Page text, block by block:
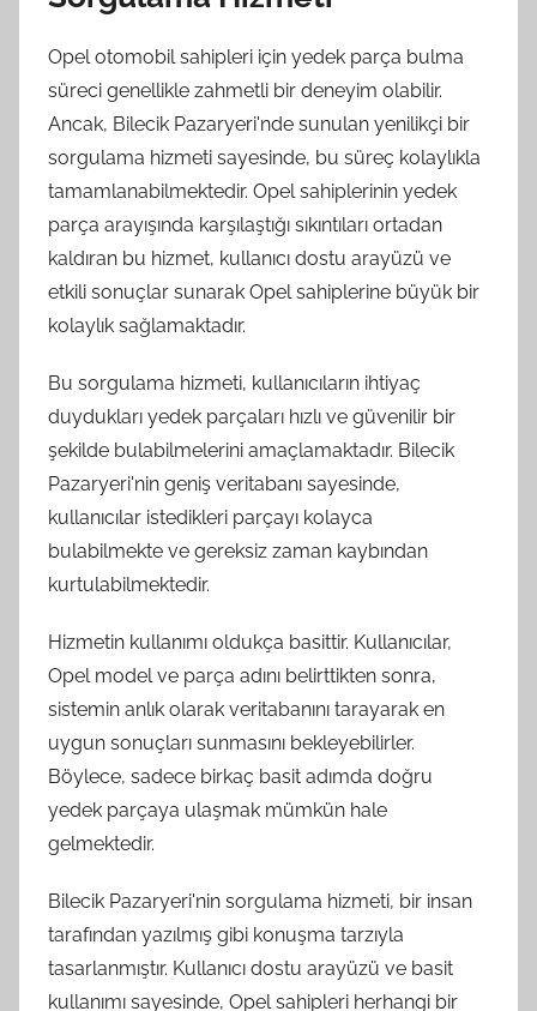
Opel otomobil sahipleri için yedek parça bulma
süreci genellikle zahmetli bir deneyim olabilir.
Ancak, Bilecik Pazaryeri'nde sunulan yenilikçi bir
sorgulama hizmeti sayesinde, bu süreç kolaylıkla
tamamlanabilmektedir. Opel sahiplerinin yedek
parça arayışında karşılaştığı sıkıntıları ortadan
kaldıran bu hizmet, kullanıcı dostu arayüzü ve
etkili sonuçlar sunarak Opel sahiplerine büyük bir
kolaylık sağlamaktadır.
Bu sorgulama hizmeti, kullanıcıların ihtiyaç
duydukları yedek parçaları hızlı ve güvenilir bir
şekilde bulabilmelerini amaçlamaktadır. Bilecik
Pazaryeri'nin geniş veritabanı sayesinde,
kullanıcılar istedikleri parçayı kolayca
bulabilmekte ve gereksiz zaman kaybından
kurtulabilmektedir.
Hizmetin kullanımı oldukça basittir. Kullanıcılar,
Opel model ve parça adını belirttikten sonra,
sistemin anlık olarak veritabanını tarayarak en
uygun sonuçları sunmasını bekleyebilirler.
Böylece, sadece birkaç basit adımda doğru
yedek parçaya ulaşmak mümkün hale
gelmektedir.
Bilecik Pazaryeri'nin sorgulama hizmeti, bir insan
tarafından yazılmış gibi konuşma tarzıyla
tasarlanmıştır. Kullanıcı dostu arayüzü ve basit
kullanımı sayesinde, Opel sahipleri herhangi bir